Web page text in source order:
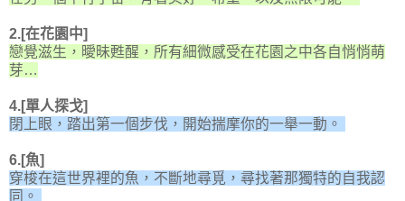
2.[在花園中]
戀覺滋生，曖昧甦醒，所有細微感受在花園之中各自悄悄萌
芽…
4.[單人探戈]
閉上眼，踏出第一個步伐，開始揣摩你的一舉一動。
6.[魚]
穿梭在這世界裡的魚，不斷地尋覓，尋找著那獨特的自我認
同。